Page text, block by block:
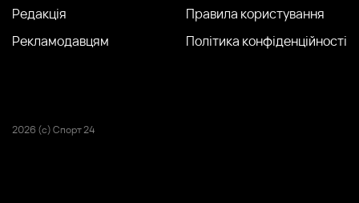
Редакція
Рекламодавцям
Правила користування
Політика конфіденційності
2026 (с) Спорт 24